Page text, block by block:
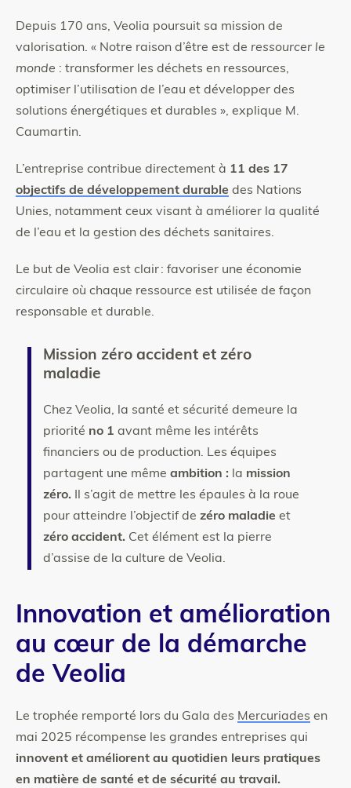
Depuis 170 ans, Veolia poursuit sa mission de
valorisation. « Notre raison d’être est de ressourcer le
monde : transformer les déchets en ressources,
optimiser l’utilisation de l’eau et développer des
solutions énergétiques et durables », explique M.
Caumartin.
L’entreprise contribue directement à 11 des 17
objectifs de développement durable des Nations
Unies, notamment ceux visant à améliorer la qualité
de l’eau et la gestion des déchets sanitaires.
Le but de Veolia est clair : favoriser une économie
circulaire où chaque ressource est utilisée de façon
responsable et durable.
Mission zéro accident et zéro
maladie
Chez Veolia, la santé et sécurité demeure la
priorité no 1 avant même les intérêts
financiers ou de production. Les équipes
partagent une même ambition : la mission
zéro. Il s’agit de mettre les épaules à la roue
pour atteindre l’objectif de zéro maladie et
zéro accident. Cet élément est la pierre
d’assise de la culture de Veolia.
Innovation et amélioration
au cœur de la démarche
de Veolia
Le trophée remporté lors du Gala des Mercuriades en
mai 2025 récompense les grandes entreprises qui
innovent et améliorent au quotidien leurs pratiques
en matière de santé et de sécurité au travail.